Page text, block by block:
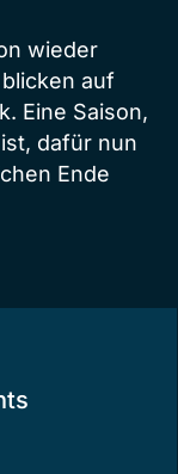
wieder
auf
Eine Saison,
dafür nun
Ende